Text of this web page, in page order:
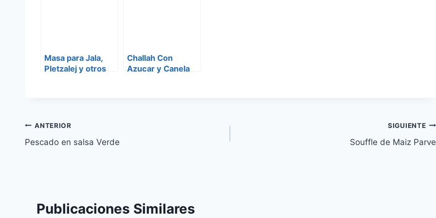
Masa para Jala,
Pletzalej y otros
Challah Con
Azucar y Canela
Navegación
de
ANTERIOR
Pescado en salsa Verde
SIGUIENTE
Souffle de Maiz Parve
Publicaciones Similares